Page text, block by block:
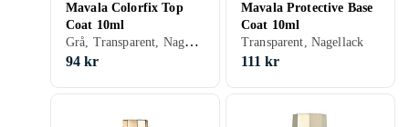
Mavala Colorfix Top
Coat 10ml
Grå, Transparent, Nagellack
94 kr
Mavala Protective Base
Coat 10ml
Transparent, Nagellack
111 kr